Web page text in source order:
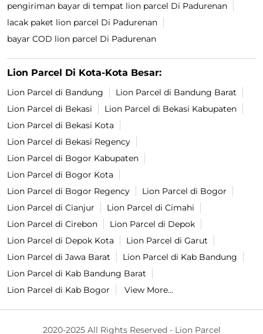
pengiriman bayar di tempat lion parcel Di Padurenan
lacak paket lion parcel Di Padurenan
bayar COD lion parcel Di Padurenan
Lion Parcel Di Kota-Kota Besar:
Lion Parcel di Bandung
Lion Parcel di Bandung Barat
Lion Parcel di Bekasi
Lion Parcel di Bekasi Kabupaten
Lion Parcel di Bekasi Kota
Lion Parcel di Bekasi Regency
Lion Parcel di Bogor Kabupaten
Lion Parcel di Bogor Kota
Lion Parcel di Bogor Regency
Lion Parcel di Bogor
Lion Parcel di Cianjur
Lion Parcel di Cimahi
Lion Parcel di Cirebon
Lion Parcel di Depok
Lion Parcel di Depok Kota
Lion Parcel di Garut
Lion Parcel di Jawa Barat
Lion Parcel di Kab Bandung
Lion Parcel di Kab Bandung Barat
Lion Parcel di Kab Bogor
View More...
2020-2025 All Rights Reserved - Lion Parcel